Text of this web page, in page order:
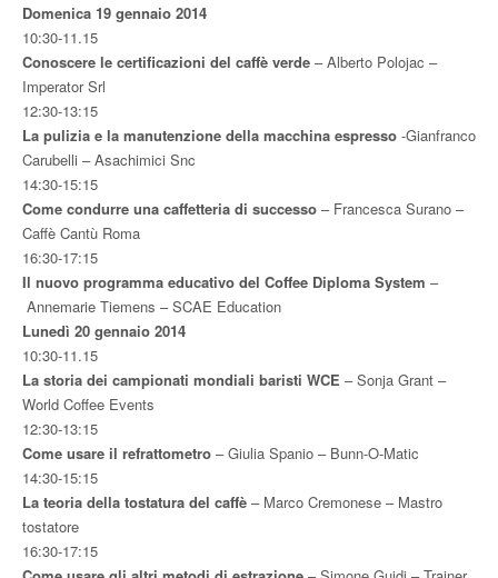
Domenica 19 gennaio 2014
10:30-11.15
Conoscere le certificazioni del caffè verde – Alberto Polojac –
Imperator Srl
12:30-13:15
La pulizia e la manutenzione della macchina espresso -Gianfranco
Carubelli – Asachimici Snc
14:30-15:15
Come condurre una caffetteria di successo – Francesca Surano –
Caffè Cantù Roma
16:30-17:15
Il nuovo programma educativo del Coffee Diploma System –
Annemarie Tiemens – SCAE Education
Lunedì 20 gennaio 2014
10:30-11.15
La storia dei campionati mondiali baristi WCE – Sonja Grant –
World Coffee Events
12:30-13:15
Come usare il refrattometro – Giulia Spanio – Bunn-O-Matic
14:30-15:15
La teoria della tostatura del caffè – Marco Cremonese – Mastro
tostatore
16:30-17:15